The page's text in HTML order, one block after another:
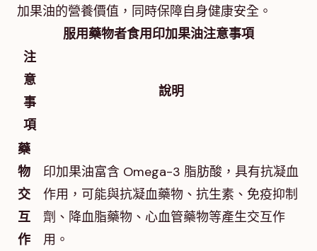
加果油的營養價值，同時保障自身健康安全。
服用藥物者食用印加果油注意事項
注
意
事
項
說明
藥
物
交
互
作
印加果油富含 Omega-3 脂肪酸，具有抗凝血
作用，可能與抗凝血藥物、抗生素、免疫抑制
劑、降血脂藥物、心血管藥物等產生交互作
用。